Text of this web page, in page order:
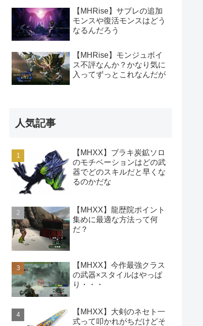
【MHRise】サブレの追加
モンスや復活モンスはどう
なるんだろう
【MHRise】モンジュボイ
ス不評なんか？かなり気に
入ってずっとこれなんだが
人気記事
【MHXX】ブラキ炭鉱ソロ
のモチベーションはどの武
器でどのスキルだと早くな
るのかだな
【MHXX】龍歴院ポイント
集めに最適な方法って何
だ？
【MHXX】今作最強クラス
の武器×スタイルはやっぱ
り・・・
【MHXX】大剣のネセト一
式って叩かれがちだけどそ